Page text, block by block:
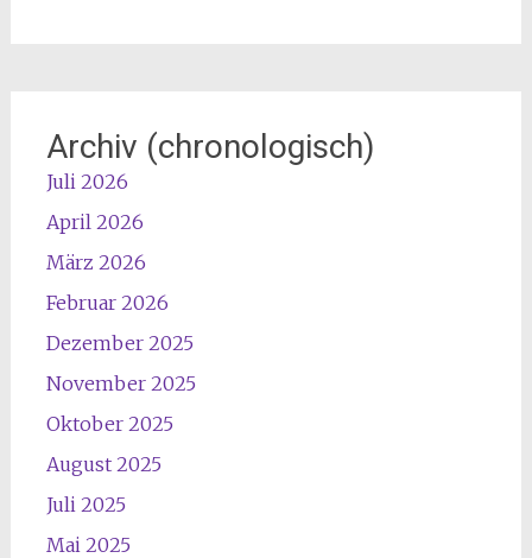
Archiv (chronologisch)
Juli 2026
April 2026
März 2026
Februar 2026
Dezember 2025
November 2025
Oktober 2025
August 2025
Juli 2025
Mai 2025